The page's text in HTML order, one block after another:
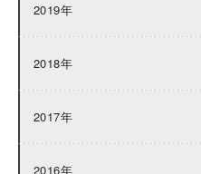
2019年
2018年
2017年
2016年